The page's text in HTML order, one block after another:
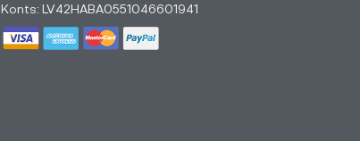
Konts: LV42HABA0551046601941